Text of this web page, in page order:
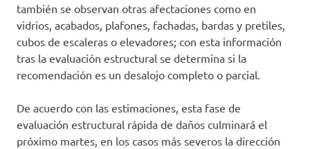
también se observan otras afectaciones como en
vidrios, acabados, plafones, fachadas, bardas y pretiles,
cubos de escaleras o elevadores; con esta información
tras la evaluación estructural se determina si la
recomendación es un desalojo completo o parcial.
De acuerdo con las estimaciones, esta fase de
evaluación estructural rápida de daños culminará el
próximo martes, en los casos más severos la dirección